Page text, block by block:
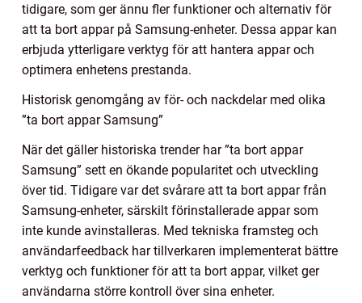
tidigare, som ger ännu fler funktioner och alternativ för
att ta bort appar på Samsung-enheter. Dessa appar kan
erbjuda ytterligare verktyg för att hantera appar och
optimera enhetens prestanda.
Historisk genomgång av för- och nackdelar med olika
”ta bort appar Samsung”
När det gäller historiska trender har ”ta bort appar
Samsung” sett en ökande popularitet och utveckling
över tid. Tidigare var det svårare att ta bort appar från
Samsung-enheter, särskilt förinstallerade appar som
inte kunde avinstalleras. Med tekniska framsteg och
användarfeedback har tillverkaren implementerat bättre
verktyg och funktioner för att ta bort appar, vilket ger
användarna större kontroll över sina enheter.